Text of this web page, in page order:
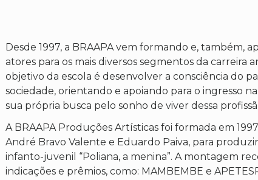
Desde 1997, a BRAAPA vem formando e, também,
atores para os mais diversos segmentos da carreira
objetivo da escola é desenvolver a consciência do
sociedade, orientando e apoiando para o ingresso
sua própria busca pelo sonho de viver dessa
A BRAAPA Produções Artísticas foi formada em
André Bravo Valente e Eduardo Paiva, para
infanto-juvenil “Poliana, a menina”. A montagem
indicações e prêmios, como: MAMBEMBE e